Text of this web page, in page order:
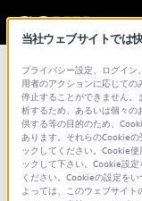
総合サポー
当社ウェブサイトでは
プライバシー設定、ログイ
用者のアクションに応じて
停止することができません
析するため、あるいは個々の
供する等の目的のため、
あります。それらのCookie
ックしてください。Cookie
ックして下さい。Cookie設
ください。Cookieの設定を
よっては、このウェブサイ